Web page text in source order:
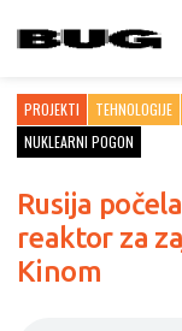
PROJEKTI TEHNOLOGIJE
NUKLEARNI POGON
Rusija
reaktor za
Kinom